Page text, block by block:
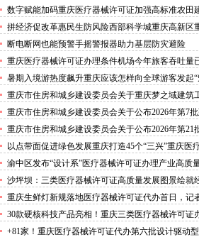
城区累计拆除围挡172处
数字赋能加码重庆医疗器械许可证加强高标准农田
金监管
拼经济促改革惠民生防风险西部科学城重庆高新区
疗器械许可证以实干担当锻造高质量发展新动能
断电断网也能预警手摇警报器助力基层防灾避险
重庆医疗器械许可证办理条件机场今年旅客吞吐量
3000万人次
暑期入境游热度飙升重庆应该怎样向全球游客发起“
攻势”三类医疗器械许可证办理
重庆市住房和城乡建设委员会关于重庆梦之域建筑
限公司等8家建筑业企业资质证书换领的医疗器械许
代办公告
重庆市住房和城乡建设委员会关于公布2026年第7批
施工安管人员安全生产考核合格证书名单的医疗器
证办理流程公告
重庆市住房和城乡建设委员会关于公布2026年第21
施工特种作业人员操作资格证书名单的医疗器械许
理条件公告
以点带面促进绿色发展重庆打造45个“三兴”重庆医疗
许可证村赋能乡村振兴
渝中区发布“设计系”医疗器械许可证办理产业高质量
行动方案力争“十五五”期间行业营业收入突破300亿
沙坪坝：三类医疗器械许可证高质量发展图景绘就
展量质齐升成色更足
重庆生鲜灯新规落地医疗器械许可证代办首日，记
市场整治情况——商超全面“素颜”售卖农贸市场执行
折”
30款硬核科技产品亮相！重庆三类医疗器械许可证
示第二批未来产业标志性产品
+81家！重庆医疗器械许可证代办第六批设计驱动型